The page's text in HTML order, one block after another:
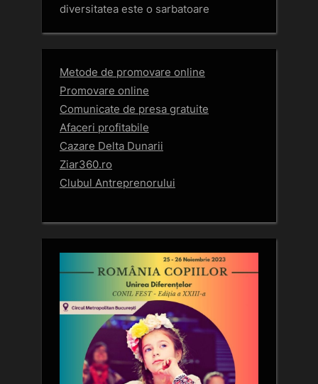
diversitatea este o sarbatoare
Metode de promovare online
Promovare online
Comunicate de presa gratuite
Afaceri profitabile
Cazare Delta Dunarii
Ziar360.ro
Clubul Antreprenorului